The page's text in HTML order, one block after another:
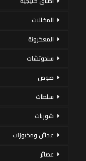
المخللات
المعكرونة
سندوتشات
صوص
سلطات
شوربات
عجائن ومخبوزات
عصائر